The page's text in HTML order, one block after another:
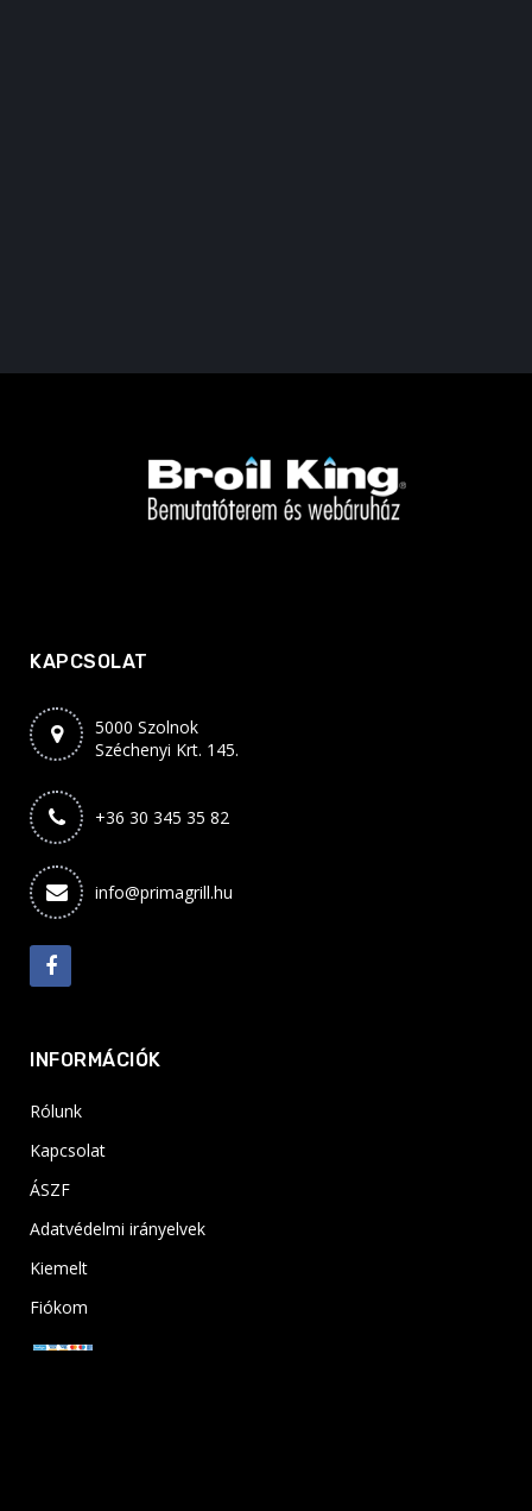
KAPCSOLAT
5000 Szolnok
Széchenyi Krt. 145.
+36 30 345 35 82
info@primagrill.hu
INFORMÁCIÓK
Rólunk
Kapcsolat
ÁSZF
Adatvédelmi irányelvek
Kiemelt
Fiókom